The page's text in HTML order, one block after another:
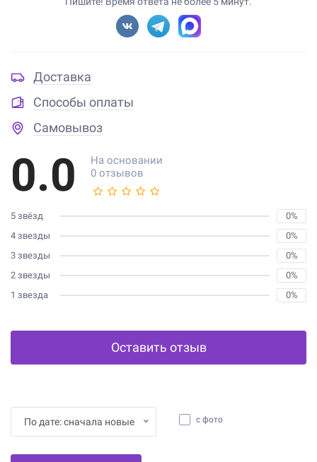
Доставка
Способы оплаты
Самовывоз
0.0
На основании
0 отзывов
5 звёзд
0%
4 звезды
0%
3 звезды
0%
2 звезды
0%
1 звезда
0%
Оставить отзыв
По дате: сначала новые с фото